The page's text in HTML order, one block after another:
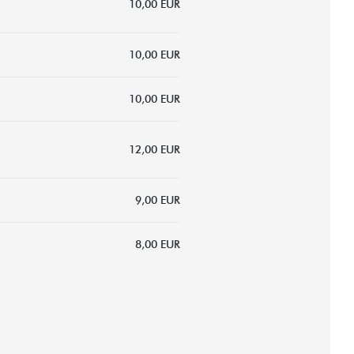
10,00 EUR
10,00 EUR
10,00 EUR
12,00 EUR
9,00 EUR
8,00 EUR